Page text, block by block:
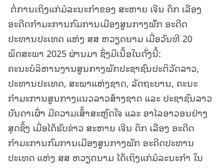
ຕໍ່ການເຖິງແກ່ມໍລະນະກໍາຂອງ ສະຫາຍ ເຈີນ ດຶກ ເລືອງ
ອະດີດກໍາມະການກົມການເມືອງສູນກາງພັັກ ອະດີດ
ປະທານປະເທດ ແຫ່ງ ສສ ຫວຽດນາມ ເມື່ອວັນທີ 20
ພຶດສະພາ 2025 ຜ່ານມາ ຊຶ່ງມີເນື້ອໃນດັ່ງນີ້:
ຄະນະບໍລິຫານງານສູນກາງພັກປະຊາຊົນປະຕິວັດລາວ,
ປະທານປະເທດ, ສະພາແຫ່ງຊາດ, ລັດຖະບານ, ຄະນະ
ກໍາມະການສູນກາງແນວລາວສ້າງຊາດ ແລະ ປະຊາຊົນລາວ
ບັນດາເຜົ່າ ມີຄວາມເສົ້າສະຫຼົດໃຈ ແລະ ອາໄລອາວອນຢ່າງ
ສຸດຊຶ້ງ ເມື່ອໄດ້ຮັບຂ່າວ ສະຫາຍ ເຈີນ ດຶກ ເລືອງ ອະດີດ
ກໍາມະການກົມການເມືອງສູນກາງພັກ ອະດີດປະທານ
ປະເທດ ແຫ່ງ ສສ ຫວຽດນາມ ໄດ້ເຖິງແກ່ມໍລະນະກໍາ ໃນ